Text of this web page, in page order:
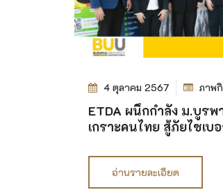
4 ตุลาคม 2567 ภาพ
ETDA ผนึกกำลัง ม.บูรพ
เกราะคนไทย สู้ภัยไซเบ
อ่านรายละเอียด